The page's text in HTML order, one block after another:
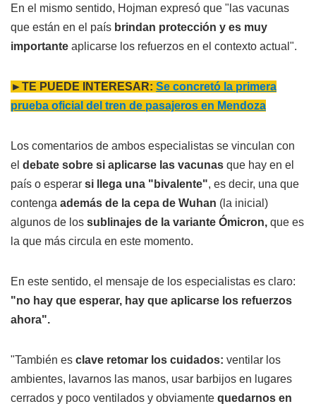
En el mismo sentido, Hojman expresó que "las vacunas
que están en el país brindan protección y es muy
importante aplicarse los refuerzos en el contexto actual".
►TE PUEDE INTERESAR: Se concretó la primera
prueba oficial del tren de pasajeros en Mendoza
Los comentarios de ambos especialistas se vinculan con
el debate sobre si aplicarse las vacunas que hay en el
país o esperar si llega una "bivalente", es decir, una que
contenga además de la cepa de Wuhan (la inicial)
algunos de los sublinajes de la variante Ómicron, que es
la que más circula en este momento.
En este sentido, el mensaje de los especialistas es claro:
"no hay que esperar, hay que aplicarse los refuerzos
ahora".
"También es clave retomar los cuidados: ventilar los
ambientes, lavarnos las manos, usar barbijos en lugares
cerrados y poco ventilados y obviamente quedarnos en